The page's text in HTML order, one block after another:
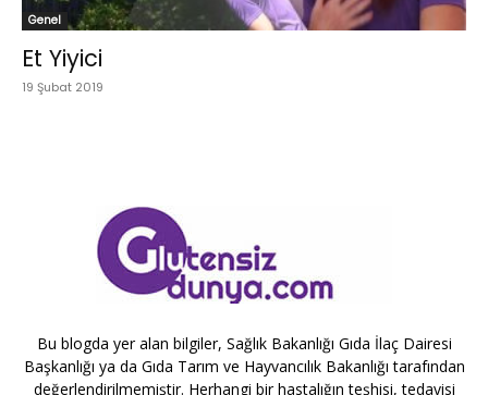
Genel
Et Yiyici
19 Şubat 2019
Bu blogda yer alan bilgiler, Sağlık Bakanlığı Gıda İlaç Dairesi
Başkanlığı ya da Gıda Tarım ve Hayvancılık Bakanlığı tarafından
değerlendirilmemiştir. Herhangi bir hastalığın teşhisi, tedavisi